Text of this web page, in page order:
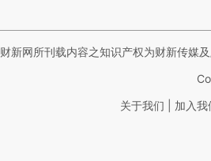
财新网所刊载内容之知识产权为财新传媒
关于我们 加入我